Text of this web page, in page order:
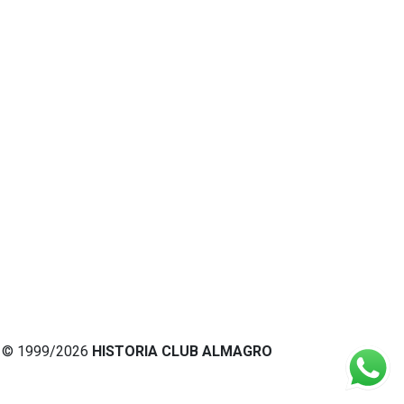
© 1999/2026 HISTORIA CLUB ALMAGRO